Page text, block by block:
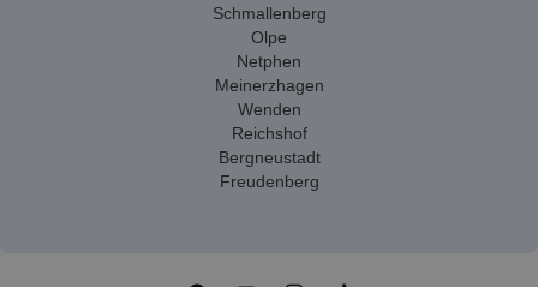
Schmallenberg
Olpe
Netphen
Meinerzhagen
Wenden
Reichshof
Bergneustadt
Freudenberg